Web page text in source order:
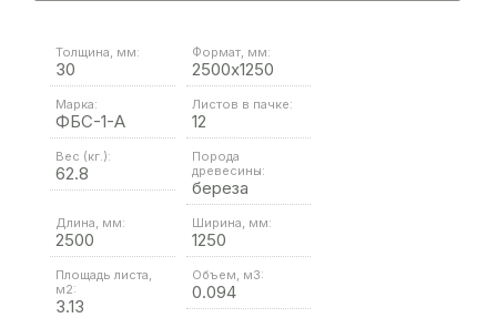
Толщина, мм:
30
Формат, мм:
2500х1250
Марка:
ФБС-1-А
Листов в пачке:
12
Вес (кг.):
62.8
Порода
древесины:
береза
Длина, мм:
2500
Ширина, мм:
1250
Площадь листа,
м2:
3.13
Объем, м3:
0.094